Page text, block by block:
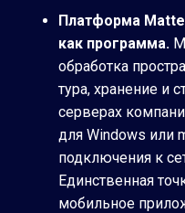
Платформа
как программа.
обработка
тура, хранение и
серверах
для Windows или
подключения к
Единственная
мобильное